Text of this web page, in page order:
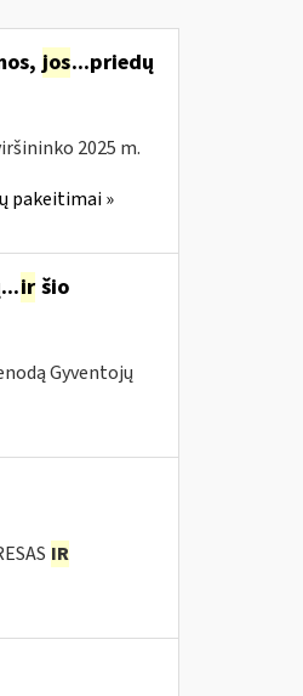
jos...priedų
2025 m.
pakeitimai »
iršio
Gyventojų
IR